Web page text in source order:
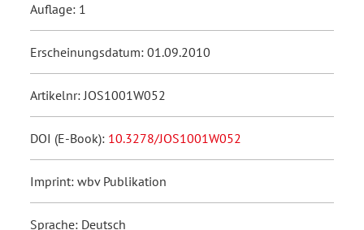
Auflage: 1
Erscheinungsdatum: 01.09.2010
Artikelnr: JOS1001W052
DOI (E-Book): 10.3278/JOS1001W052
Imprint: wbv Publikation
Sprache: Deutsch